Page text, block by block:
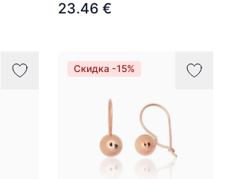
23.46 €
Скидка -15%